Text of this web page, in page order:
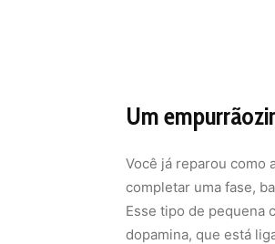
Um
Você já reparou como
completar uma fase,
Esse tipo de pequena
dopamina, que está